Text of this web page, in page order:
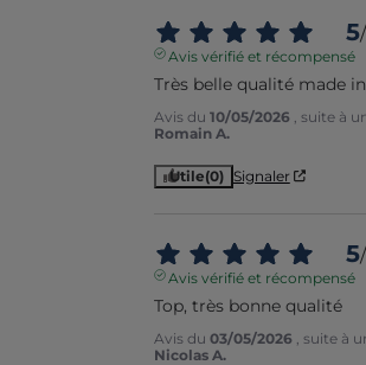
5/
Avis vérifié et récompensé
Très belle qualité made
Avis du 10/05/2026
, suite à
Romain A.
Utile(0) Signaler
5/
Avis vérifié et récompensé
Top, très bonne qualité
Avis du 03/05/2026
, suite à
Nicolas A.